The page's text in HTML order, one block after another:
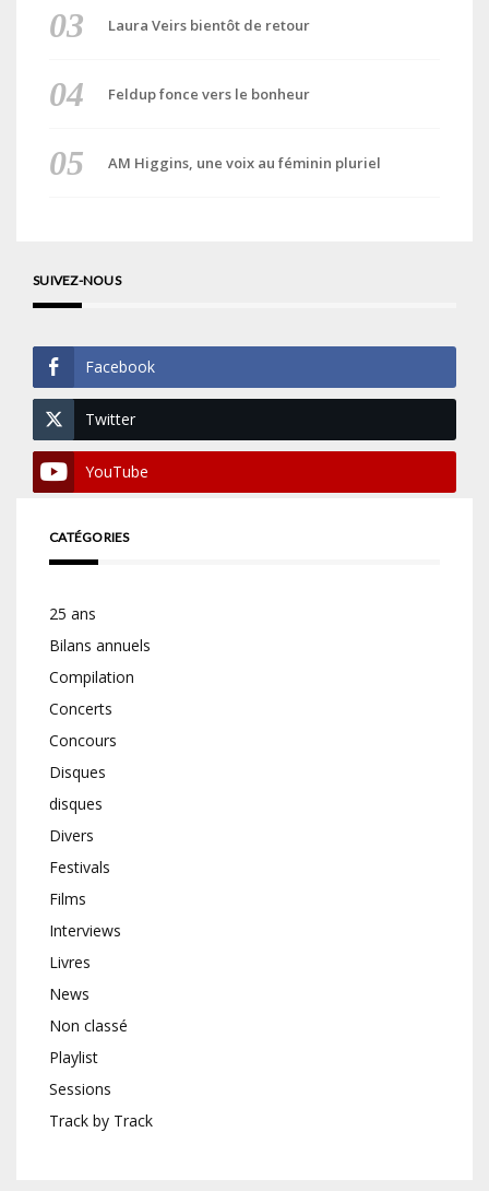
Laura Veirs bientôt de retour
Feldup fonce vers le bonheur
AM Higgins, une voix au féminin pluriel
SUIVEZ-NOUS
Facebook
Twitter
YouTube
CATÉGORIES
25 ans
Bilans annuels
Compilation
Concerts
Concours
Disques
disques
Divers
Festivals
Films
Interviews
Livres
News
Non classé
Playlist
Sessions
Track by Track